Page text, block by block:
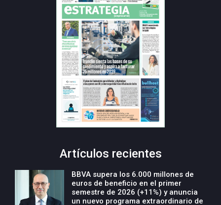
Artículos recientes
BBVA supera los 6.000 millones de
euros de beneficio en el primer
semestre de 2026 (+11%) y anuncia
un nuevo programa extraordinario de